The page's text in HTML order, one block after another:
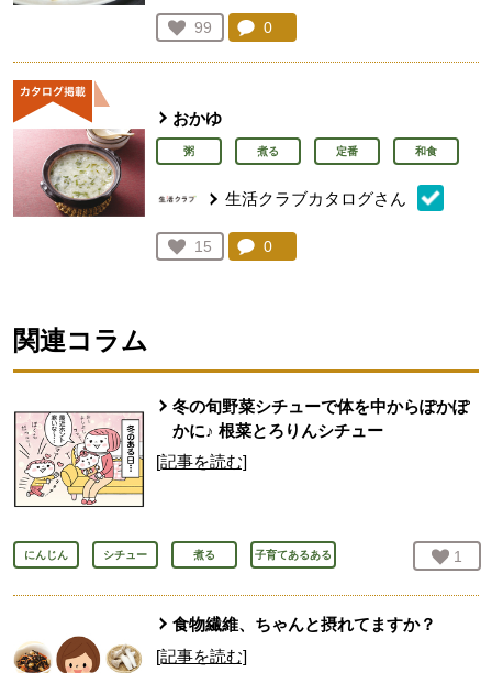
お気に入り登録：
99
人が登録
コメント：
0
おかゆ
粥 煮る 定番 和食
生活クラブカタログさん
お気に入り登録：
15
人が登録
コメント：
0
関連コラム
冬の旬野菜シチューで体を中からぽかぽ
かに♪ 根菜とろりんシチュー
[記事を読む]
にんじん シチュー 煮る 子育てあるある お気
1
食物繊維、ちゃんと摂れてますか？
[記事を読む]